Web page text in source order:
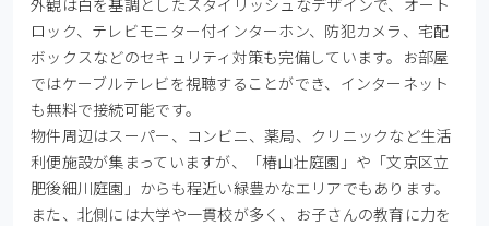
外観は白を基調としたスタイリッシュなデザインで、オート
ロック、テレビモニター付インターホン、防犯カメラ、宅配
ボックスなどのセキュリティ対策も完備しています。お部屋
ではケーブルテレビを視聴することができ、インターネット
も無料で接続可能です。
物件周辺はスーパー、コンビニ、薬局、クリニックなど生活
利便施設が集まっていますが、「椿山壮庭園」や「文京区立
肥後細川庭園」からも程近い緑豊かなエリアでもあります。
また、北側には大学や一貫校が多く、お子さんの教育に力を